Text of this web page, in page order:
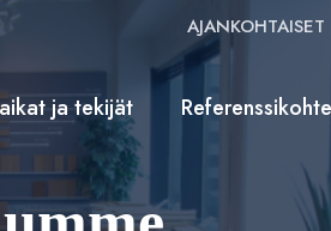
AJANKOHTAISET
ja tekijät